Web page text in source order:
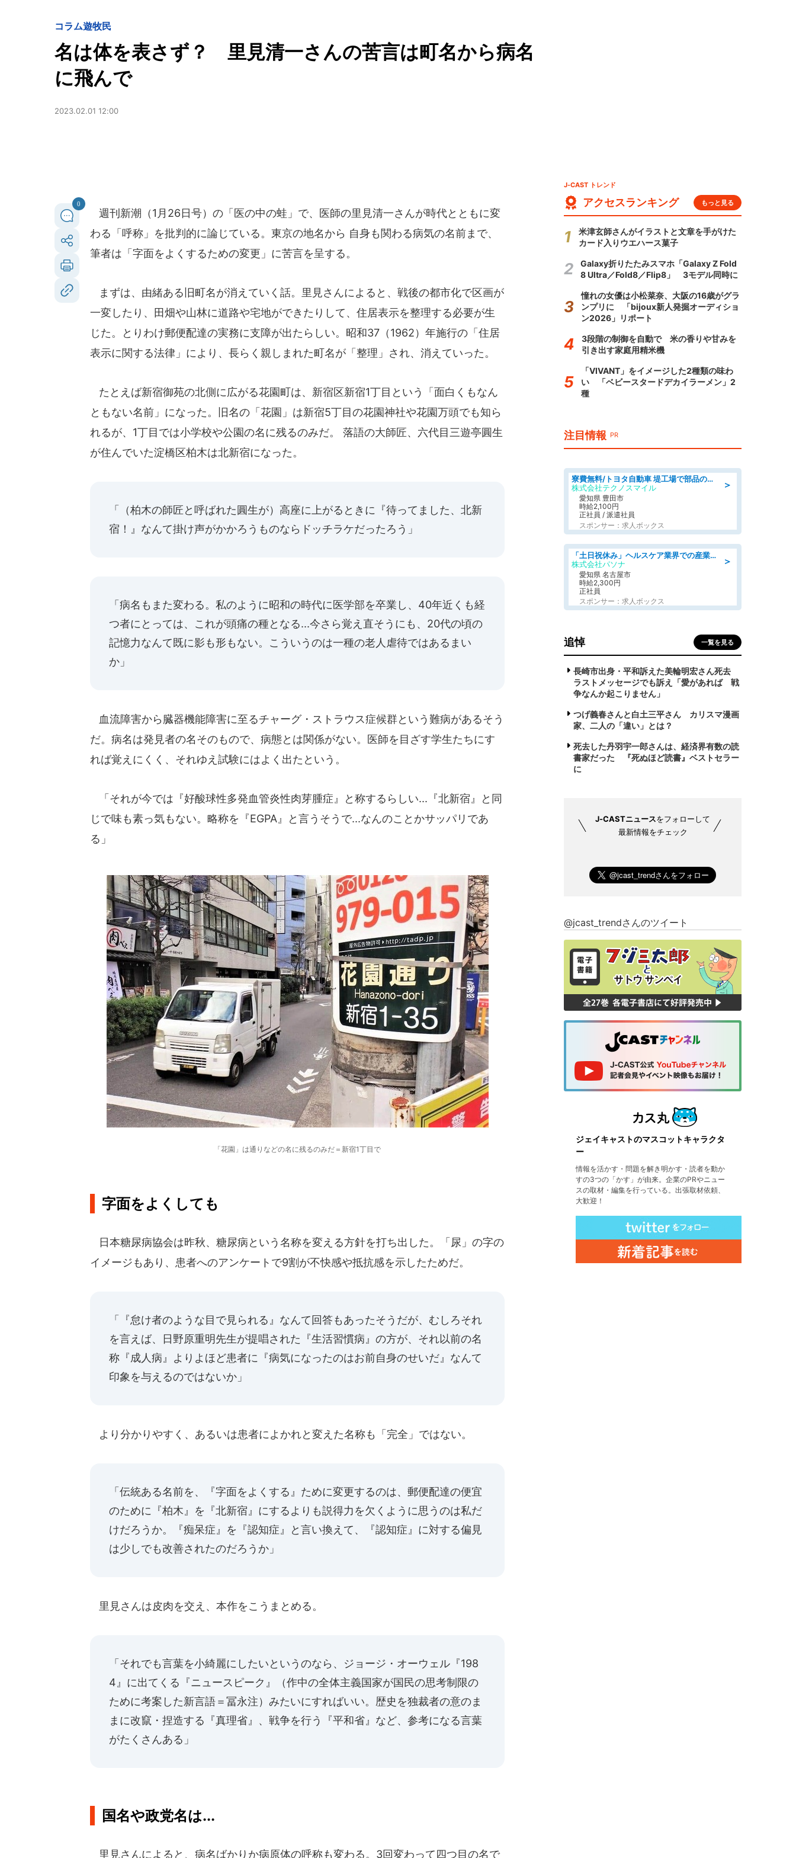
コラム遊牧民
名は体を表さず？ 里見清一さんの苦言は町名から病名
に飛んで
2023.02.01 12:00
0
週刊新潮（1月26日号）の「医の中の蛙」で、医師の里見清一さんが時代とともに変
わる「呼称」を批判的に論じている。東京の地名から 自身も関わる病気の名前まで、
筆者は「字面をよくするための変更」に苦言を呈する。
まずは、由緒ある旧町名が消えていく話。里見さんによると、戦後の都市化で区画が
一変したり、田畑や山林に道路や宅地ができたりして、住居表示を整理する必要が生
じた。とりわけ郵便配達の実務に支障が出たらしい。昭和37（1962）年施行の「住居
表示に関する法律」により、長らく親しまれた町名が「整理」され、消えていった。
たとえば新宿御苑の北側に広がる花園町は、新宿区新宿1丁目という「面白くもなん
ともない名前」になった。旧名の「花園」は新宿5丁目の花園神社や花園万頭でも知ら
れるが、1丁目では小学校や公園の名に残るのみだ。 落語の大師匠、六代目三遊亭圓生
が住んでいた淀橋区柏木は北新宿になった。
「（柏木の師匠と呼ばれた圓生が）高座に上がるときに『待ってました、北新
宿！』なんて掛け声がかかろうものならドッチラケだったろう」
「病名もまた変わる。私のように昭和の時代に医学部を卒業し、40年近くも経
つ者にとっては、これが頭痛の種となる...今さら覚え直そうにも、20代の頃の
記憶力なんて既に影も形もない。こういうのは一種の老人虐待ではあるまい
か」
血流障害から臓器機能障害に至るチャーグ・ストラウス症候群という難病があるそう
だ。病名は発見者の名そのもので、病態とは関係がない。医師を目ざす学生たちにす
れば覚えにくく、それゆえ試験にはよく出たという。
「それが今では『好酸球性多発血管炎性肉芽腫症』と称するらしい...『北新宿』と同
じで味も素っ気もない。略称を『EGPA』と言うそうで...なんのことかサッパリであ
る」
「花園」は通りなどの名に残るのみだ＝新宿1丁目で
字面をよくしても
日本糖尿病協会は昨秋、糖尿病という名称を変える方針を打ち出した。「尿」の字の
イメージもあり、患者へのアンケートで9割が不快感や抵抗感を示したためだ。
「『怠け者のような目で見られる』なんて回答もあったそうだが、むしろそれ
を言えば、日野原重明先生が提唱された『生活習慣病』の方が、それ以前の名
称『成人病』よりよほど患者に『病気になったのはお前自身のせいだ』なんて
印象を与えるのではないか」
より分かりやすく、あるいは患者によかれと変えた名称も「完全」ではない。
「伝統ある名前を、『字面をよくする』ために変更するのは、郵便配達の便宜
のために『柏木』を『北新宿』にするよりも説得力を欠くように思うのは私だ
けだろうか。『痴呆症』を『認知症』と言い換えて、『認知症』に対する偏見
は少しでも改善されたのだろうか」
里見さんは皮肉を交え、本作をこうまとめる。
「それでも言葉を小綺麗にしたいというのなら、ジョージ・オーウェル『198
4』に出てくる『ニュースピーク』（作中の全体主義国家が国民の思考制限の
ために考案した新言語＝冨永注）みたいにすればいい。歴史を独裁者の意のま
まに改竄・捏造する『真理省』、戦争を行う『平和省』など、参考になる言葉
がたくさんある」
国名や政党名は...
里見さんによると、病名ばかりか病原体の呼称も変わる。3回変わって四つ目の名で
J-CAST トレンド
アクセスランキング もっと見る
米津玄師さんがイラストと文章を手がけた
カード入りウエハース菓子
Galaxy折りたたみスマホ「Galaxy Z Fold
8 Ultra／Fold8／Flip8」 3モデル同時に
憧れの女優は小松菜奈、大阪の16歳がグラ
ンプリに 「bijoux新人発掘オーディショ
ン2026」リポート
3段階の制御を自動で 米の香りや甘みを
引き出す家庭用精米機
「VIVANT」をイメージした2種類の味わ
い 「ベビースタードデカイラーメン」2
種
注目情報 PR
＞
寮費無料/トヨタ自動車 堤工場で部品の組立製造/tutumi
株式会社テクノスマイル
愛知県 豊田市
時給2,100円
正社員 / 派遣社員
スポンサー：求人ボックス
＞
「土日祝休み」ヘルスケア業界での産業保健師業務/看護師/高時給/未経験OK/要資格:正看護師
株式会社パソナ
愛知県 名古屋市
時給2,300円
正社員
スポンサー：求人ボックス
追悼 一覧を見る
長崎市出身・平和訴えた美輪明宏さん死去
ラストメッセージでも訴え「愛があれば 戦
争なんか起こりません」
つげ義春さんと白土三平さん カリスマ漫画
家、二人の「違い」とは？
死去した丹羽宇一郎さんは、経済界有数の読
書家だった 『死ぬほど読書』ベストセラー
に
J-CASTニュースをフォローして
最新情報をチェック
@jcast_trendさんのツイート
ジェイキャストのマスコットキャラクタ
ー
情報を活かす・問題を解き明かす・読者を動か
すの3つの「かす」が由来。企業のPRやニュー
スの取材・編集を行っている。出張取材依頼、
大歓迎！